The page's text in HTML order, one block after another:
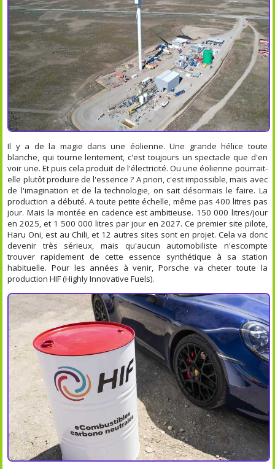
Il y a de la magie dans une éolienne. Une grande hélice toute
blanche, qui tourne lentement, c'est toujours un spectacle que d'en
voir une. Et puis cela produit de l'électricité. Ou une éolienne pourrait-
elle plutôt produire de l'essence ? A priori, c'est impossible, mais avec
de l'imagination et de la technologie, on sait désormais le faire. La
production a débuté. A toute petite échelle, même pas 400 litres pas
jour. Mais la montée en cadence est ambitieuse. 150 000 litres/jour
en 2025, et 1 500 000 litres par jour en 2027. Ce premier site pilote,
Haru Oni, est au Chili, et 12 autres sites sont en projet. Cela va donc
devenir très sérieux, mais qu'aucun automobiliste n'escompte
trouver rapidement de cette essence synthétique à sa station
habituelle. Pour les années à venir, Porsche va cheter toute la
production HIF (Highly Innovative Fuels).